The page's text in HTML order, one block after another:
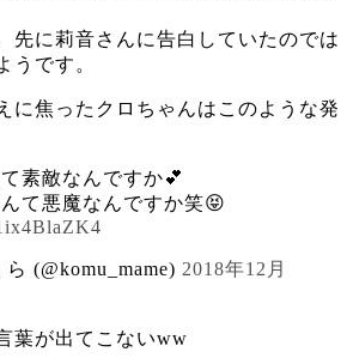
先に莉音さんに告白していたのでは
うです。
に焦ったクロちゃんはこのような発
素敵なんですか💕
て悪魔なんですか笑😝
(@komu_mame) 2018年12月
葉が出てこないww